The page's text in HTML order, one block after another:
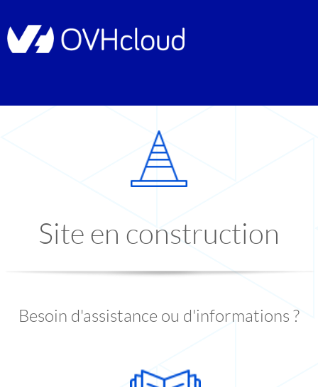
Site en construction
Besoin d'assistance ou d'informations ?